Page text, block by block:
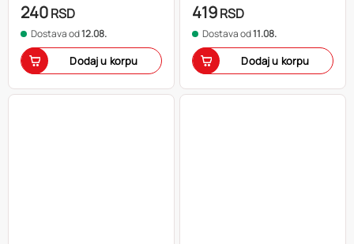
240RSD
Dostava od12.08.
Dodaj u korpu
419RSD
Dostava od11.08.
Dodaj u korpu